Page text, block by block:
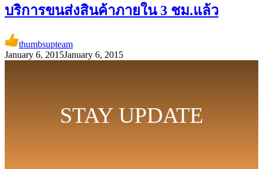
บริการขนส่งสินค้าภายใน 3 ชม.แล้ว
thumbsupteam
January 6, 2015January 6, 2015
STAY UPDATE